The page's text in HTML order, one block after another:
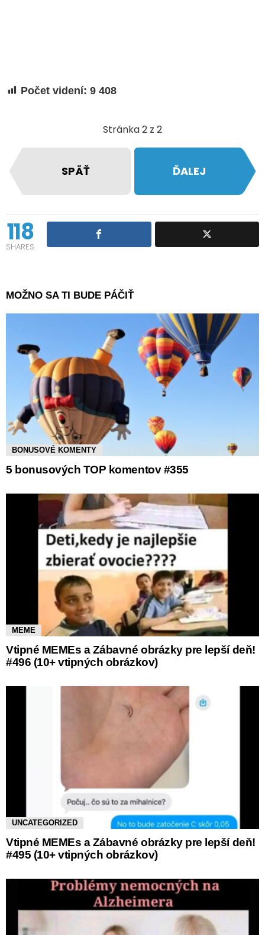
Počet videní: 9 408
Stránka 2 z 2
SPÄŤ ĎALEJ
118
SHARES
MOŽNO SA TI BUDE PÁČIŤ
BONUSOVÉ KOMENTY
5 bonusových TOP komentov #355
MEME
Vtipné MEMEs a Zábavné obrázky pre lepší deň!
#496 (10+ vtipných obrázkov)
UNCATEGORIZED
Vtipné MEMEs a Zábavné obrázky pre lepší deň!
#495 (10+ vtipných obrázkov)